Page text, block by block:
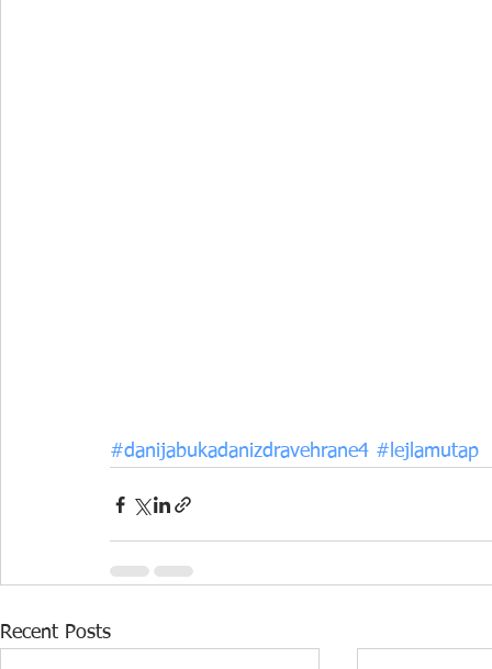
#danijabukadanizdravehrane4 #lejlamutap
Recent Posts